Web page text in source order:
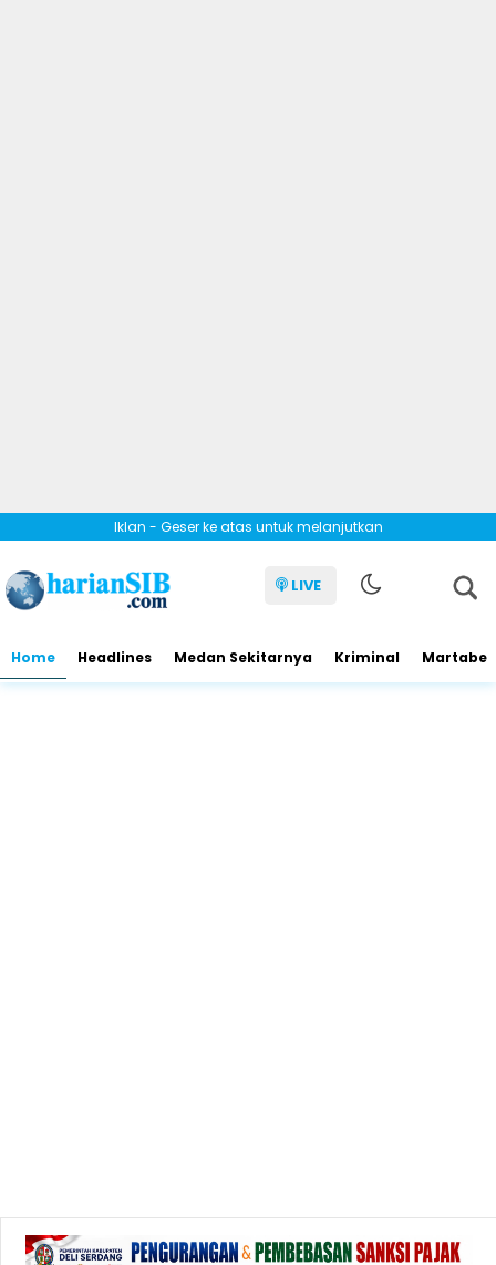
Iklan - Geser ke atas untuk melanjutkan
LIVE
Home Headlines Medan Sekitarnya Kriminal Martabe